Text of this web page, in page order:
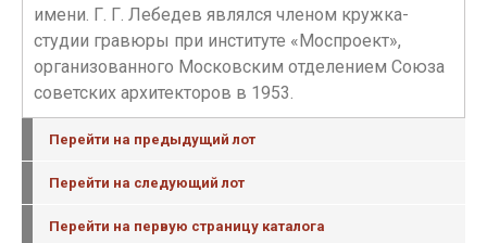
имени. Г. Г. Лебедев являлся членом кружка-
студии гравюры при институте «Моспроект»,
организованного Московским отделением Союза
советских архитекторов в 1953.
Перейти на предыдущий лот
Перейти на следующий лот
Перейти на первую страницу каталога